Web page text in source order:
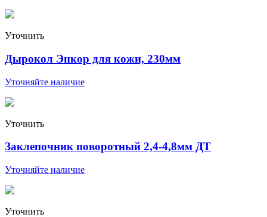
Уточнить
Дырокол Энкор для кожи, 230мм
Уточняйте наличие
Уточнить
Заклепочник поворотный 2,4-4,8мм ДТ
Уточняйте наличие
Уточнить